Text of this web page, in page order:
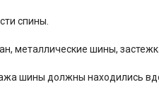
спины.
металлические шины,
шины должны находились